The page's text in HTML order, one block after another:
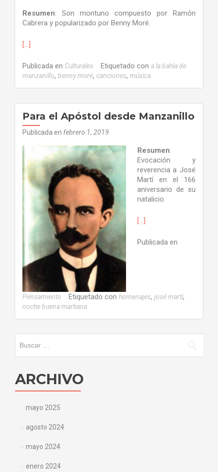
Resumen: Son montuno compuesto por Ramón
Cabrera y popularizado por Benny Moré.
[…]
Publicada en Culturales Etiquetado con a la bahía de
manzanillo, benny moré, canciones, música
Para el Apóstol desde Manzanillo
Publicada en febrero 1, 2019
Resumen:
Evocación y
reverencia a José
Martí en el 166
aniversario de su
natalicio.
[…]
Publicada en
Pensamiento Etiquetado con homenajes, josé martí,
noche buena martiana
ARCHIVO
mayo 2025
agosto 2024
mayo 2024
enero 2024